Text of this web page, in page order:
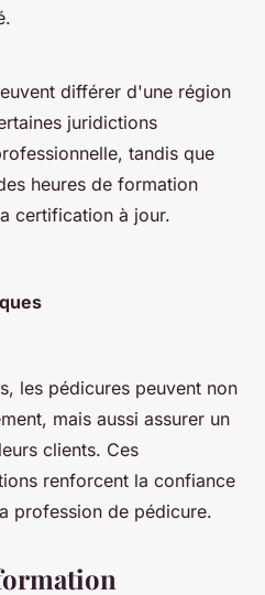
différer d'une région
juridictions
tandis que
heures de formation
certification à jour.
les pédicures peuvent non
mais aussi assurer un
clients. Ces
renforcent la confiance
profession de pédicure.